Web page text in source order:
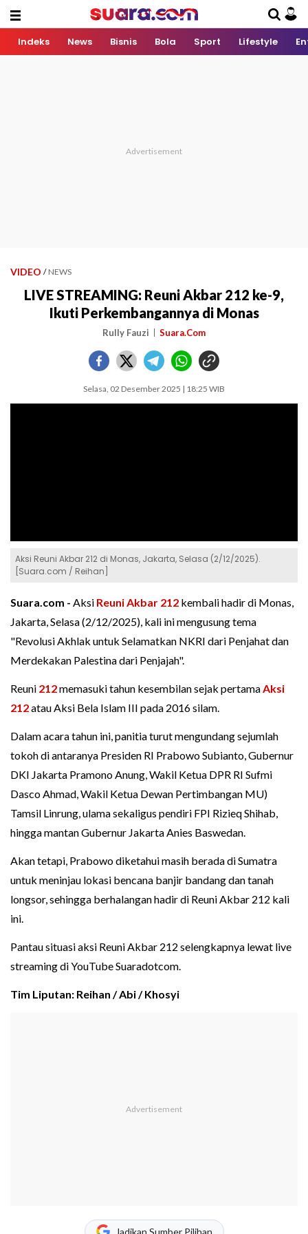
Indeks News Bisnis Bola Sport Lifestyle
VIDEO / NEWS
LIVE STREAMING: Reuni Akbar 212 ke-9,
Ikuti Perkembangannya di Monas
Rully Fauzi Suara.Com
Selasa, 02 Desember 2025 | 18:25 WIB
Aksi Reuni Akbar 212 di Monas, Jakarta, Selasa (2/12/2025).
[Suara.com / Reihan]
Suara.com - Aksi Reuni Akbar 212 kembali hadir di Monas,
Jakarta, Selasa (2/12/2025), kali ini mengusung tema
"Revolusi Akhlak untuk Selamatkan NKRI dari Penjahat dan
Merdekakan Palestina dari Penjajah".
Reuni 212memasuki tahun kesembilan sejak pertamaAksi
212atau Aksi Bela Islam III pada 2016 silam.
Dalam acara tahun ini, panitia turut mengundang sejumlah
tokoh di antaranya Presiden RI Prabowo Subianto, Gubernur
DKI Jakarta Pramono Anung, Wakil Ketua DPR RI Sufmi
Dasco Ahmad, Wakil Ketua Dewan Pertimbangan MU)
Tamsil Linrung, ulama sekaligus pendiri FPI Rizieq Shihab,
hingga mantan Gubernur Jakarta Anies Baswedan.
Akan tetapi, Prabowo diketahui masih berada di Sumatra
untuk meninjau lokasi bencana banjir bandang dan tanah
longsor, sehingga berhalangan hadir di Reuni Akbar 212 kali
ini.
Pantau situasi aksi Reuni Akbar 212 selengkapnya lewat live
streaming di YouTube Suaradotcom.
Tim Liputan: Reihan / Abi / Khosyi
Jadikan Sumber Pilihan